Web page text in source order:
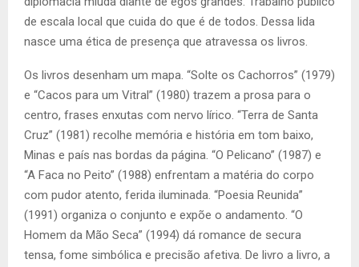
de escala local que cuida do que é de todos. Dessa lida
nasce uma ética de presença que atravessa os livros.
Os livros desenham um mapa. “Solte os Cachorros” (1979)
e “Cacos para um Vitral” (1980) trazem a prosa para o
centro, frases enxutas com nervo lírico. “Terra de Santa
Cruz” (1981) recolhe memória e história em tom baixo,
Minas e país nas bordas da página. “O Pelicano” (1987) e
“A Faca no Peito” (1988) enfrentam a matéria do corpo
com pudor atento, ferida iluminada. “Poesia Reunida”
(1991) organiza o conjunto e expõe o andamento. “O
Homem da Mão Seca” (1994) dá romance de secura
tensa, fome simbólica e precisão afetiva. De livro a livro, a